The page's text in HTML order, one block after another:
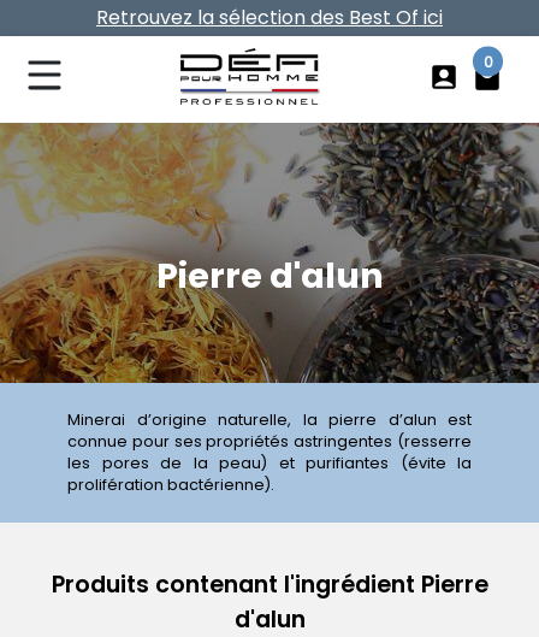
Retrouvez la sélection des Best Of ici
Vos frais de port offerts dès 40€ d'achat
account_box local_mall
0
Pierre d'alun
Minerai d’origine naturelle, la pierre d’alun est
connue pour ses propriétés astringentes (resserre
les pores de la peau) et purifiantes (évite la
prolifération bactérienne).
Produits contenant l'ingrédient Pierre
d'alun